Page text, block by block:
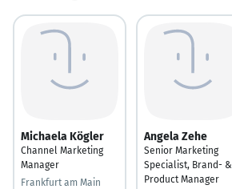
Michaela Kögler
Channel Marketing
Manager
Frankfurt am Main
Angela Zehe
Senior Marketing
Specialist, Brand- &
Product Manager